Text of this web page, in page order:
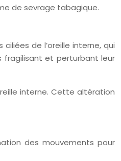
de sevrage tabagique.
de l’oreille interne, qui
fragilisant et perturbant leur
interne. Cette altération
des mouvements pour